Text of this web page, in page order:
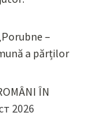
–
a părților
ÎN
2026